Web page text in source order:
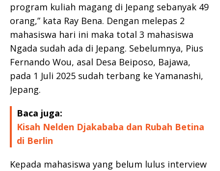
program kuliah magang di Jepang sebanyak 49
orang,” kata Ray Bena. Dengan melepas 2
mahasiswa hari ini maka total 3 mahasiswa
Ngada sudah ada di Jepang. Sebelumnya, Pius
Fernando Wou, asal Desa Beiposo, Bajawa,
pada 1 Juli 2025 sudah terbang ke Yamanashi,
Jepang.
Baca juga:
Kisah Nelden Djakababa dan Rubah Betina
di Berlin
Kepada mahasiswa yang belum lulus interview